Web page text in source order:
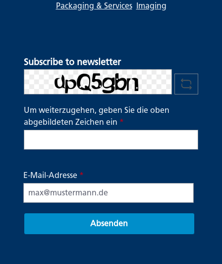
Packaging & Services Imaging
Subscribe to newsletter
Um weiterzugehen, geben Sie die oben
abgebildeten Zeichen ein *
E-Mail-Adresse *
Absenden